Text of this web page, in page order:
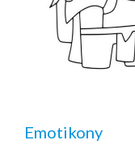
Emotikony